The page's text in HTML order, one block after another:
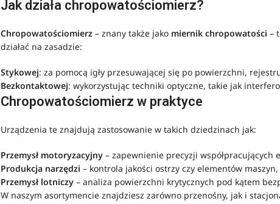
Jak działa chropowatościomierz?
Chropowatościomierz – znany także jako miernik chropowatości –
działać na zasadzie:
Stykowej: za pomocą igły przesuwającej się po powierzchni,
Bezkontaktowej: wykorzystując techniki optyczne, takie jak
Chropowatościomierz w praktyce
Urządzenia te znajdują zastosowanie w takich dziedzinach jak:
Przemysł motoryzacyjny – zapewnienie precyzji współpracujących
Produkcja narzędzi – kontrola jakości ostrzy czy elementów maszyn,
Przemysł lotniczy – analiza powierzchni krytycznych pod kątem
W naszym asortymencie znajdziesz zarówno przenośny, jak i